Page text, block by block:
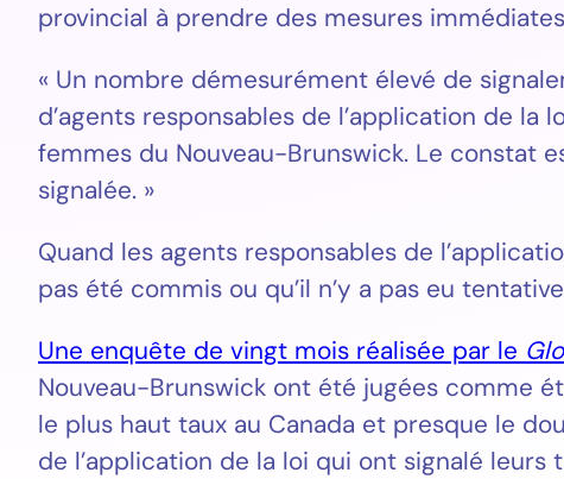
provincial à prendre des mesures
« Un nombre démesurément élevé de
d’agents responsables de l’application de
femmes du Nouveau-Brunswick. Le constat
signalée. »
Quand les agents responsables de
pas été commis ou qu’il n’y a pas eu
Une enquête de vingt mois réalisée par le
Nouveau-Brunswick ont été jugées comme
le plus haut taux au Canada et presque le
de l’application de la loi qui ont signalé